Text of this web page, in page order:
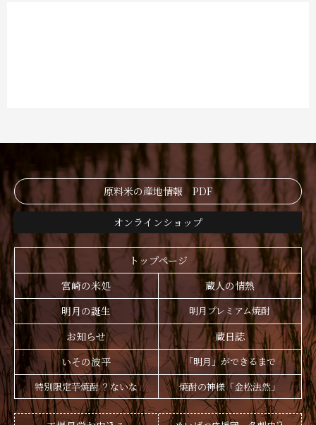
原料米の産地情報 PDF
オンラインショップ
トップページ
宮崎の米処
蔵人の情熱
明月の誕生
明月プレミアム焼酎
お知らせ
蔵日誌
いその波平
「明月」ができるまで
特別限定芋焼酎 ？ないな
焼酎の神様「金松法然」